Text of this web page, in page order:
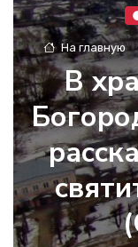
На главную
В